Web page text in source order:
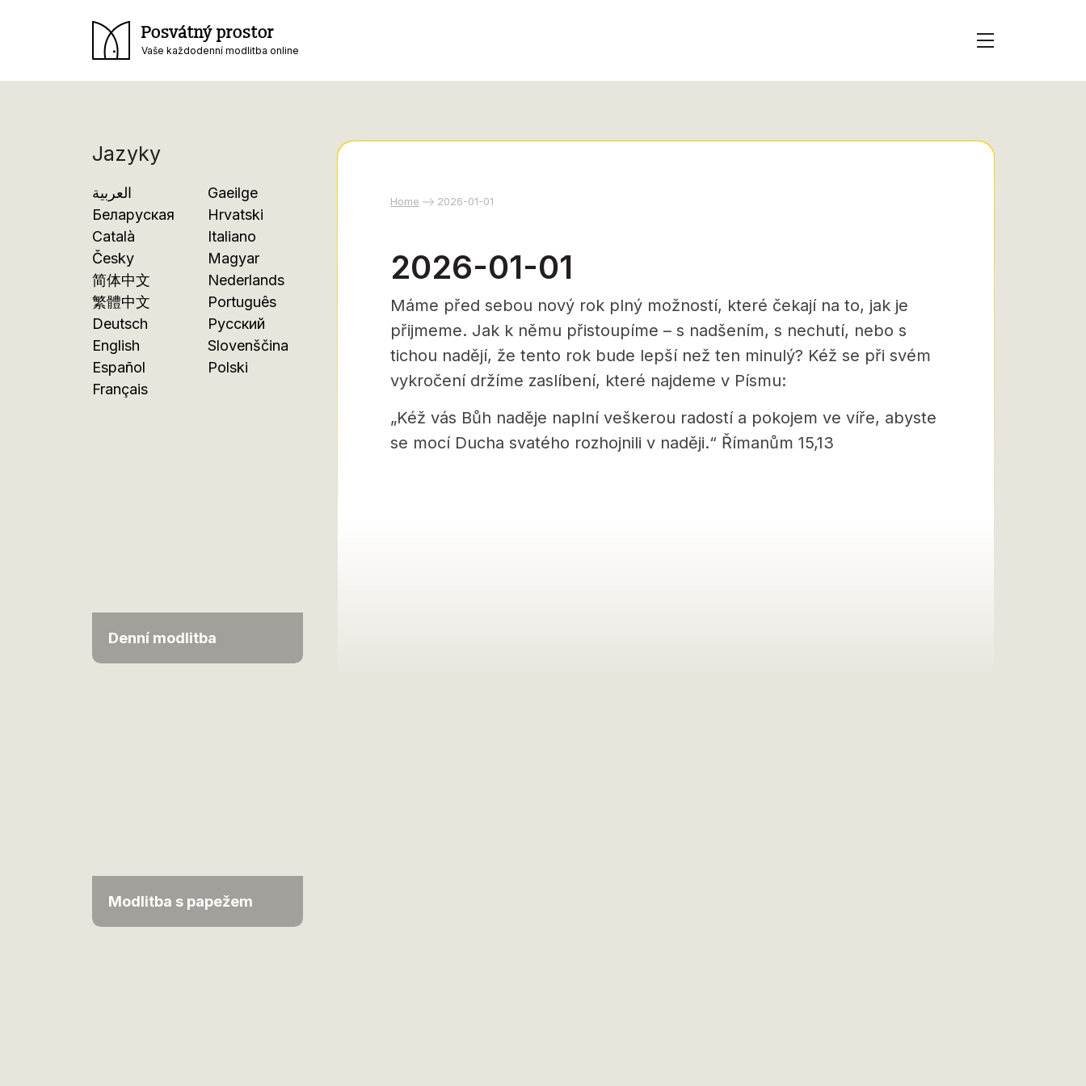
Posvátný prostor
Vaše každodenní modlitba online
Jazyky
العربية
Беларуская
Català
Česky
简体中文
繁體中文
Deutsch
English
Español
Français
Gaeilge
Hrvatski
Italiano
Magyar
Nederlands
Português
Русский
Slovenščina
Polski
Denní modlitba
Modlitba s papežem
Home 2026-01-01
2026-01-01
Máme před sebou nový rok plný možností, které čekají na to, jak je
přijmeme. Jak k němu přistoupíme – s nadšením, s nechutí, nebo s
tichou nadějí, že tento rok bude lepší než ten minulý? Kéž se při svém
vykročení držíme zaslíbení, které najdeme v Písmu:
„Kéž vás Bůh naděje naplní veškerou radostí a pokojem ve víře, abyste
se mocí Ducha svatého rozhojnili v naději.“ Římanům 15,13